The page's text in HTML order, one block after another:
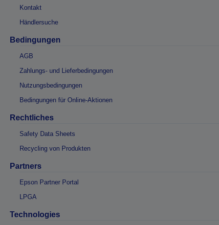
Kontakt
Händlersuche
Bedingungen
AGB
Zahlungs- und Lieferbedingungen
Nutzungsbedingungen
Bedingungen für Online-Aktionen
Rechtliches
Safety Data Sheets
Recycling von Produkten
Partners
Epson Partner Portal
LPGA
Technologies